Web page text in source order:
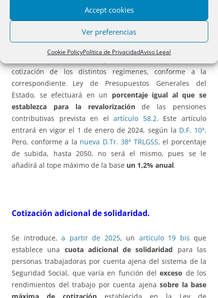
Accept cookies
Ver preferencias
Cookie PolicyPolítica de PrivacidadAviso Legal
Actualización del tope máximo
cotización.
artículo 19.3se modifica para establecer que la
cotización de los distintos regímenes, conforme a la
correspondiente Ley de Presupuestos Generales del
Estado, se efectuará en un porcentaje igual al que se
establezca para la revalorizaciónde las pensiones
contributivas prevista en elartículo 58.2. Este artículo
entrará en vigor el 1 de enero de 2024, según la D.F. 10ª.
Pero, conforme a la nueva D.Tr. 38ª TRLGSS, el porcentaje
de subida, hasta 2050, no será el mismo, pues se le
añadirá al tope máximo de la base un 1,2% anual.
Cotización adicional de solidaridad.
Se introduce, a partir de 2025, un artículo 19 bis que
establece una cuota adicional de solidaridad para las
personas trabajadoras por cuenta ajena del sistema de la
Seguridad Social, que varía en función delexceso de los
rendimientos del trabajo por cuenta ajena sobre la base